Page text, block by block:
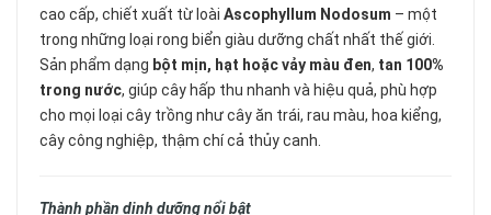
cao cấp, chiết xuất từ loài Ascophyllum Nodosum – một
trong những loại rong biển giàu dưỡng chất nhất thế giới.
Sản phẩm dạng bột mịn, hạt hoặc vảy màu đen, tan 100%
trong nước, giúp cây hấp thu nhanh và hiệu quả, phù hợp
cho mọi loại cây trồng như cây ăn trái, rau màu, hoa kiểng,
cây công nghiệp, thậm chí cả thủy canh.
Thành phần dinh dưỡng nổi bật